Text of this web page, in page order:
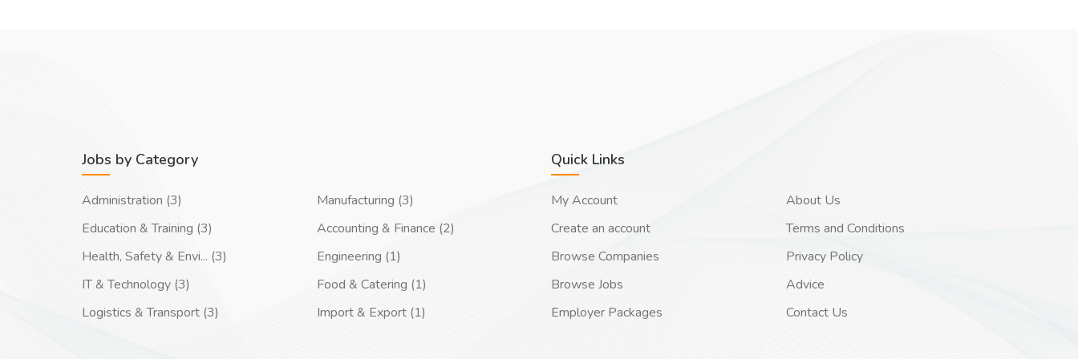
Jobs by Category
Administration (3)
Education & Training (3)
Health, Safety & Envi... (3)
IT & Technology (3)
Logistics & Transport (3)
Manufacturing (3)
Accounting & Finance (2)
Engineering (1)
Food & Catering (1)
Import & Export (1)
Quick Links
My Account
Create an account
Browse Companies
Browse Jobs
Employer Packages
About Us
Terms and Conditions
Privacy Policy
Advice
Contact Us